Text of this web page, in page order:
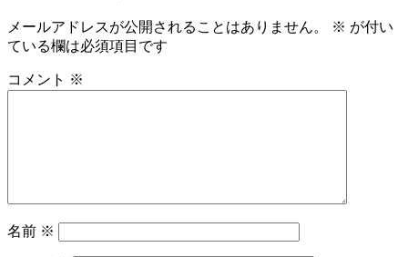
メールアドレスが公開されることはありません。 ※ が付い
ている欄は必須項目です
コメント ※
名前 ※